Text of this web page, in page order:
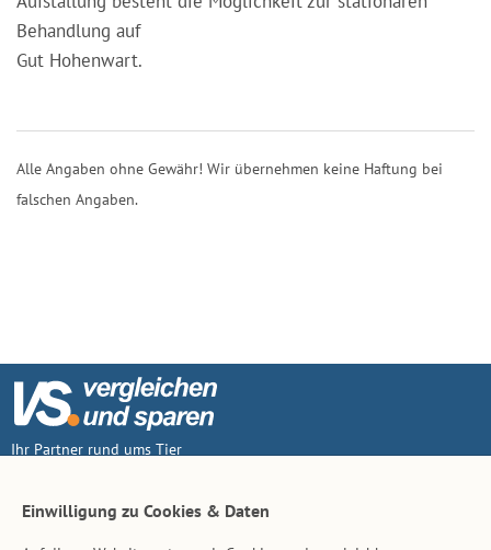
Behandlung auf
Gut Hohenwart.
Alle Angaben ohne Gewähr! Wir übernehmen keine Haftung bei
falschen Angaben.
Ihr Partner rund ums Tier
Einwilligung zu Cookies & Daten